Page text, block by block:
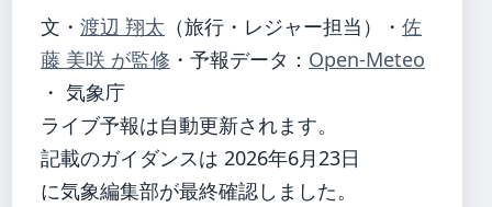
文・ 渡辺 翔太 （旅行・レジャー担当） ・ 佐
藤 美咲 が監修 ・ 予報データ： Open-Meteo
・ 気象庁
ライブ予報は自動更新されます。
記載のガイダンスは 2026年6月23日
に気象編集部が最終確認しました。